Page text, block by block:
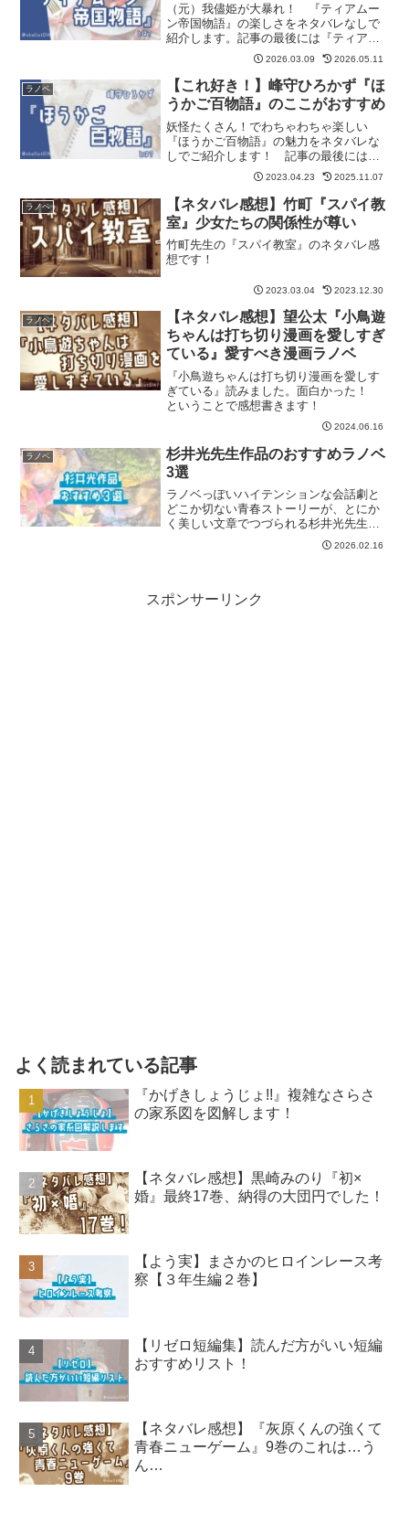
（元）我儘姫が大暴れ！ 『ティアムー
ン帝国物語』の楽しさをネタバレなしで
紹介します。記事の最後には『ティアム
ーン帝国物語』が気に入った方におすす
めの作品も紹介しています。
2026.03.09 2026.05.11
ラノベ
【これ好き！】峰守ひろかず『ほ
うかご百物語』のここがおすすめ
妖怪たくさん！でわちゃわちゃ楽しい
『ほうかご百物語』の魅力をネタバレな
しでご紹介します！ 記事の最後には
『ほうかご百物語』が気に入った方にお
すすめの作品も紹介しています。
2023.04.23 2025.11.07
ラノベ
【ネタバレ感想】竹町『スパイ教
室』少女たちの関係性が尊い
竹町先生の『スパイ教室』のネタバレ感
想です！
2023.03.04 2023.12.30
ラノベ
【ネタバレ感想】望公太『小鳥遊
ちゃんは打ち切り漫画を愛しすぎ
ている』愛すべき漫画ラノベ
『小鳥遊ちゃんは打ち切り漫画を愛しす
ぎている』読みました。面白かった！
ということで感想書きます！
2024.06.16
ラノベ
杉井光先生作品のおすすめラノベ
3選
ラノベっぽいハイテンションな会話劇と
どこか切ない青春ストーリーが、とにか
く美しい文章でつづられる杉井光先生の
作品たち。そんな杉井光先生のおすすめ
2026.02.16
スポンサーリンク
よく読まれている記事
『かげきしょうじょ!!』複雑なさらさ
の家系図を図解します！
【ネタバレ感想】黒崎みのり『初×
婚』最終17巻、納得の大団円でした！
【よう実】まさかのヒロインレース考
察【３年生編２巻】
【リゼロ短編集】読んだ方がいい短編
おすすめリスト！
【ネタバレ感想】『灰原くんの強くて
青春ニューゲーム』9巻のこれは…う
ん…